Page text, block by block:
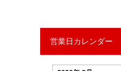
営業日カレンダー